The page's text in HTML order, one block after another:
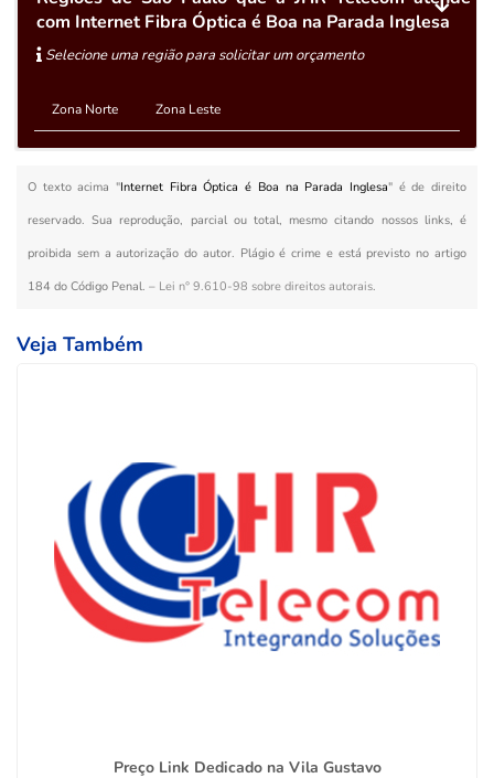
com Internet Fibra Óptica é Boa na Parada Inglesa
Selecione uma região para solicitar um orçamento
Zona Norte Zona Leste
O texto acima "Internet Fibra Óptica é Boa na Parada Inglesa" é de direito
reservado. Sua reprodução, parcial ou total, mesmo citando nossos links, é
proibida sem a autorização do autor. Plágio é crime e está previsto no artigo
184 do Código Penal. – Lei n° 9.610-98 sobre direitos autorais.
Veja Também
Preço Link Dedicado na Vila Gustavo